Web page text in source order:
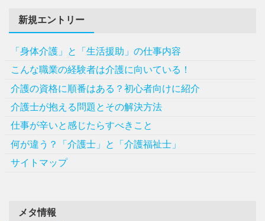
新規エントリー
「身体介護」と「生活援助」の仕事内容
こんな職業の経験者は介護に向いている！
介護の資格に順番はある？初心者向けに紹介
介護士が抱える問題とその解決方法
仕事が辛いと感じたらすべきこと
何が違う？「介護士」と「介護福祉士」
サイトマップ
メタ情報